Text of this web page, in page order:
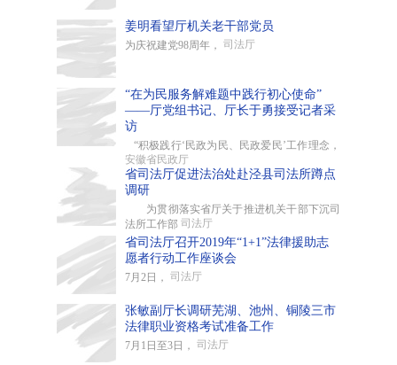
姜明看望厅机关老干部党员
为庆祝建党98周年， 司法厅
“在为民服务解难题中践行初心使命”
——厅党组书记、厅长于勇接受记者采
访
“积极践行‘民政为民、民政爱民’工作理念，
安徽省民政厅
省司法厅促进法治处赴泾县司法所蹲点
调研
为贯彻落实省厅关于推进机关干部下沉司
法所工作部 司法厅
省司法厅召开2019年“1+1”法律援助志
愿者行动工作座谈会
7月2日， 司法厅
张敏副厅长调研芜湖、池州、铜陵三市
法律职业资格考试准备工作
7月1日至3日， 司法厅